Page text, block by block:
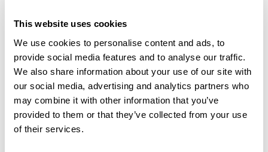
This website uses cookies
We use cookies to personalise content and ads, to
provide social media features and to analyse our traffic.
We also share information about your use of our site with
our social media, advertising and analytics partners who
may combine it with other information that you’ve
provided to them or that they’ve collected from your use
of their services.
Este recorrido aún no contiene opiniones. ¿Ya lo has
completado? ¡Deja la primera opinión!
Añadir una opinión